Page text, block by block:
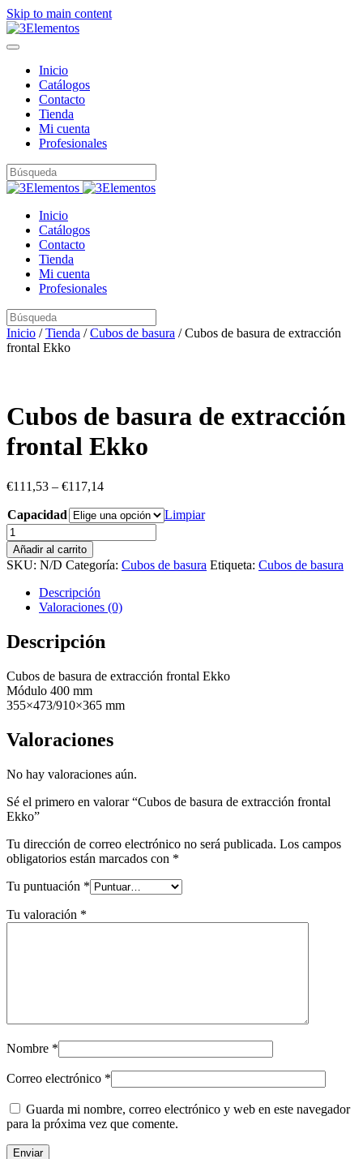
Skip to main content
Inicio
Catálogos
Contacto
Tienda
Mi cuenta
Profesionales
Inicio
Catálogos
Contacto
Tienda
Mi cuenta
Profesionales
Inicio /Tienda /Cubos de basura / Cubos de basura de extracción
frontal Ekko
Cubos de basura de extracción
frontal Ekko
€111,53 – €117,14
Capacidad
Limpiar
Cubos
de
basura
de
extracción
frontal
cantidad
Añadir al carrito
SKU: N/D Categoría: Cubos de basura Etiqueta: Cubos de basura
Descripción
Valoraciones (0)
Descripción
Cubos de basura de extracción frontal Ekko
Módulo 400 mm
355×473/910×365 mm
Valoraciones
No hay valoraciones aún.
Sé el primero en valorar “Cubos de basura de extracción frontal
Ekko”
Tu dirección de correo electrónico no será publicada. Los campos
obligatorios están marcados con *
Tu puntuación *
Tu valoración *
Nombre *
Correo electrónico *
Guarda mi nombre, correo electrónico y web en este navegador
para la próxima vez que comente.